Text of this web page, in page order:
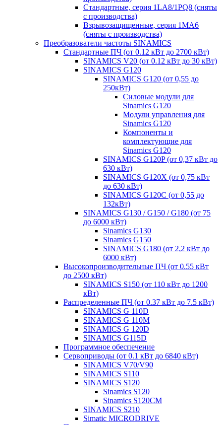
Стандартные, серия 1LA8/1PQ8 (сняты
с производства)
Взрывозащищенные, серия 1MA6
(сняты с производства)
Преобразователи частоты SINAMICS
Стандартные ПЧ (от 0.12 кВт до 2700 кВт)
SINAMICS V20 (от 0.12 кВт до 30 кВт)
SINAMICS G120
SINAMICS G120 (от 0,55 до
250кВт)
Силовые модули для
Sinamics G120
Модули управления для
Sinamics G120
Компоненты и
комплектующие для
Sinamics G120
SINAMICS G120P (от 0,37 кВт до
630 кВт)
SINAMICS G120X (от 0,75 кВт
до 630 кВт)
SINAMICS G120C (от 0,55 до
132кВт)
SINAMICS G130 / G150 / G180 (от 75
до 6000 кВт)
Sinamics G130
Sinamics G150
SINAMICS G180 (от 2,2 кВт до
6000 кВт)
Высокопроизводительные ПЧ (от 0.55 кВт
до 2500 кВт)
SINAMICS S150 (от 110 кВт до 1200
кВт)
Распределенные ПЧ (от 0.37 кВт до 7.5 кВт)
SINAMICS G 110D
SINAMICS G 110M
SINAMICS G 120D
SINAMICS G115D
Программное обеспечение
Сервоприводы (от 0.1 кВт до 6840 кВт)
SINAMICS V70/V90
SINAMICS S110
SINAMICS S120
Sinamics S120
Sinamics S120CM
SINAMICS S210
Simatic MICRODRIVE